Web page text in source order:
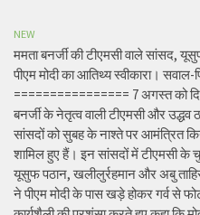
NEW
ममता बनर्जी की टीएमसी वाले सांसद,
पीएम मोदी का आतिथ्य स्वीकारा। सवाल-
================ 7 अगस्त को
बनर्जी के नेतृत्व वाली टीएमसी और
सांसदों को सुबह के नाश्ते पर आमंत्रित
शामिल हुए हैं। इन सांसदों में टीएमसी के
यूसुफ पठान, खलीलुर्रहमान और अबु
ने पीएम मोदी के पास खड़े होकर गर्व से